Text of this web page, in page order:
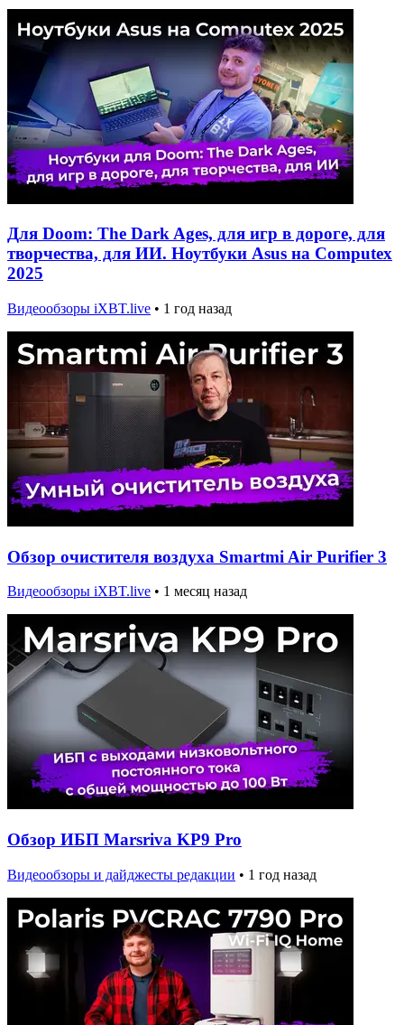
Для Doom: The Dark Ages, для игр в дороге, для
творчества, для ИИ. Ноутбуки Asus на Computex
2025
Видеообзоры iXBT.live • 1 год назад
Обзор очистителя воздуха Smartmi Air Purifier 3
Видеообзоры iXBT.live • 1 месяц назад
Обзор ИБП Marsriva KP9 Pro
Видеообзоры и дайджесты редакции • 1 год назад